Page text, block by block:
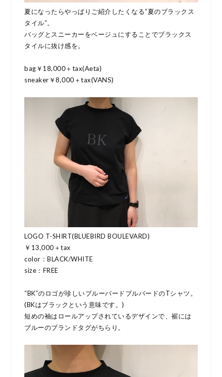
夏になったらやっぱりご紹介したくなる“夏のブラックス
タイル”。
バッグとスニーカーをベージュにすることでブラックス
タイルに抜け感を。
bag￥18,000＋tax(Aeta)
sneaker￥8,000＋tax(VANS)
LOGO T-SHIRT(BLUEBIRD BOULEVARD)
￥13,000＋tax
color：BLACK/WHITE
size：FREE
“BK”のロゴが珍しいブルーバードブルバードのTシャツ。
(BKはブラックという意味です。)
短めの袖はロールアップされているデザインで、裾には
ブルーのブランドタグがちらり。